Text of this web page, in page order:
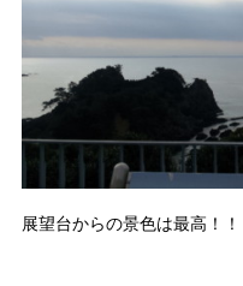
展望台からの景色は最高！！